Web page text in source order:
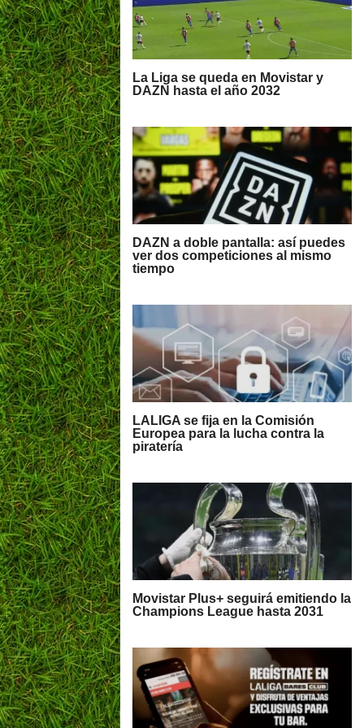
La Liga se queda en Movistar y
DAZN hasta el año 2032
DAZN a doble pantalla: así puedes
ver dos competiciones al mismo
tiempo
LALIGA se fija en la Comisión
Europea para la lucha contra la
piratería
Movistar Plus+ seguirá emitiendo la
Champions League hasta 2031